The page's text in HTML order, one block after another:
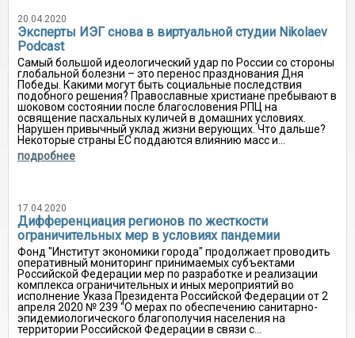
20.04.2020
Эксперты ИЭГ снова в виртуальной студии Nikolaev
Podcast
Самый большой идеологический удар по России со стороны
глобальной болезни – это перенос празднования Дня
Победы. Какими могут быть социальные последствия
подобного решения? Православные христиане пребывают в
шоковом состоянии после благословения РПЦ на
освящение пасхальных куличей в домашних условиях.
Нарушен привычный уклад жизни верующих. Что дальше?
Некоторые страны ЕС поддаются влиянию масс и...
подробнее
17.04.2020
Дифференциация регионов по жесткости
ограничительных мер в условиях пандемии
Фонд "Институт экономики города" продолжает проводить
оперативный мониторинг принимаемых субъектами
Российской Федерации мер по разработке и реализации
комплекса ограничительных и иных мероприятий во
исполнение Указа Президента Российской Федерации от 2
апреля 2020 № 239 "О мерах по обеспечению санитарно-
эпидемиологического благополучия населения на
территории Российской Федерации в связи с...